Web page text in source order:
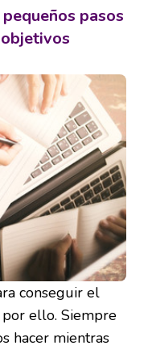
pasos
conseguir el
por ello. Siempre
hacer mientras